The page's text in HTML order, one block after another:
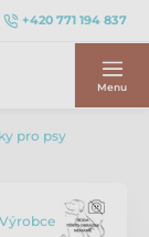
+420 771 194 837
Menu
pro psy
Výrobce